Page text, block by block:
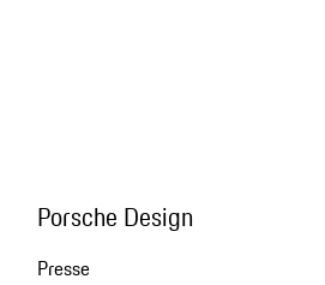
Porsche Design
Presse